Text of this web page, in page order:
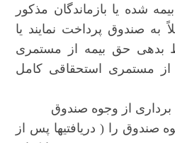
شده یا بازماندگان مذکور
به صندوق پرداخت نمایند یا
بدهی حق بیمه از مستمری
مستمری استحقاقی کامل
از وجوه صندوق
وجوه صندوق را ( دریافتیها پس از